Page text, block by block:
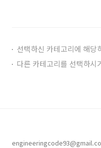
선택하신 카테고리에 해당
다른 카테고리를 선택하시